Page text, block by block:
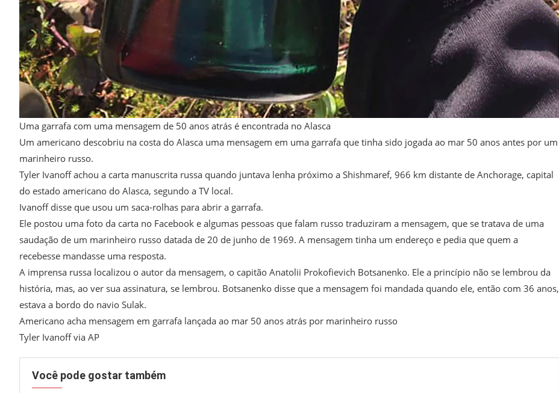
Uma garrafa com uma mensagem de 50 anos atrás é encontrada no Alasca
Um americano descobriu na costa do Alasca uma mensagem em uma garrafa que tinha sido jogada ao mar 50 anos antes por um
marinheiro russo.
Tyler Ivanoff achou a carta manuscrita russa quando juntava lenha próximo a Shishmaref, 966 km distante de Anchorage, capital
do estado americano do Alasca, segundo a TV local.
Ivanoff disse que usou um saca-rolhas para abrir a garrafa.
Ele postou uma foto da carta no Facebook e algumas pessoas que falam russo traduziram a mensagem, que se tratava de uma
saudação de um marinheiro russo datada de 20 de junho de 1969. A mensagem tinha um endereço e pedia que quem a
recebesse mandasse uma resposta.
A imprensa russa localizou o autor da mensagem, o capitão Anatolii Prokofievich Botsanenko. Ele a princípio não se lembrou da
história, mas, ao ver sua assinatura, se lembrou. Botsanenko disse que a mensagem foi mandada quando ele, então com 36 anos,
estava a bordo do navio Sulak.
Americano acha mensagem em garrafa lançada ao mar 50 anos atrás por marinheiro russo
Tyler Ivanoff via AP
Você pode gostar também